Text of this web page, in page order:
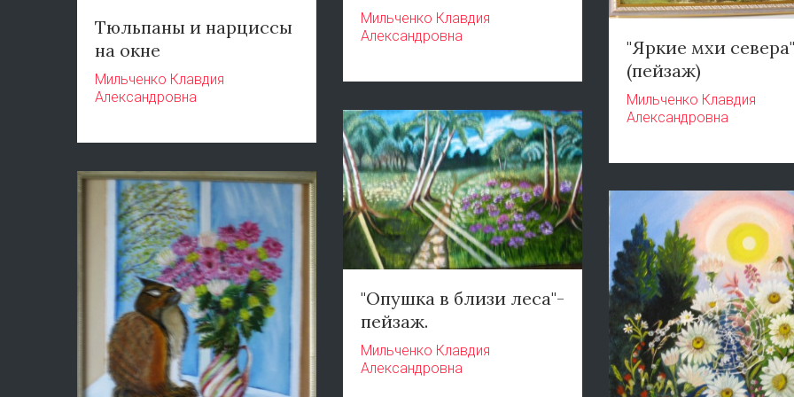
Мильченко Клавдия
Александровна
Тюльпаны и нарциссы
на окне
Мильченко Клавдия
Александровна
"Яркие мхи севера"
(пейзаж)
Мильченко Клавдия
Александровна
"Опушка в близи леса"-
пейзаж.
Мильченко Клавдия
Александровна